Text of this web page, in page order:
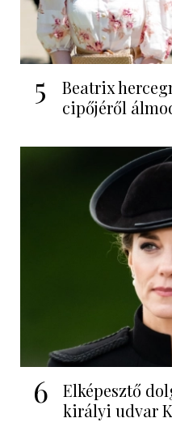
5
Beatrix
cipőjéről
6
Elképesztő
királyi udvar